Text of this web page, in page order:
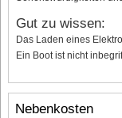
Gut zu wissen:
Das Laden eines
Ein Boot ist nicht
Nebenkosten